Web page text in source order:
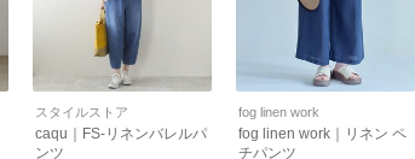
スタイルストア
caqu｜FS-リネンバレルパ
ンツ
fog linen work
fog linen work｜リネン ペ
チパンツ